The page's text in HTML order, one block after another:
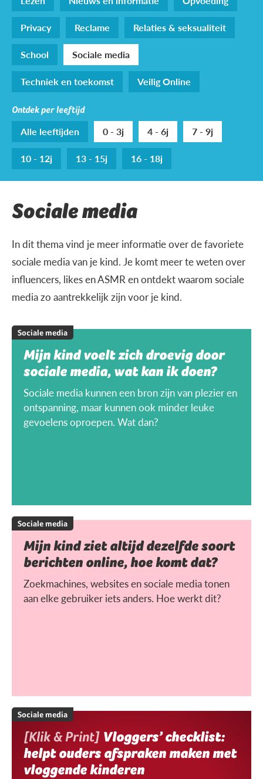
Privacy
Reclame
Relaties & seksualiteit
School
Sociale media
Techniek en toekomst
Veilig Online
Ontdek per leeftijd
Alle leeftijden 0 - 3j 4 - 6j
7 - 9j
10 - 12j
13 - 15j 16 - 18j
Sociale media
In dit thema vind je meer informatie over de favoriete
sociale media van je kind. Je komt meer te weten over
influencers, likes en ASMR en ontdekt waarom sociale
media zo aantrekkelijk zijn voor je kind.
Sociale media
Mijn kind voelt zich droevig door
sociale media, wat kan ik doen?
Sociale media kunnen een bron zijn van plezier en
ontspanning, maar kunnen ook minder leuke
gevoelens oproepen. Wat dan?
Sociale media
Mijn kind ziet altijd dezelfde soort
berichten online, hoe komt dat?
Zoekmachines, websites en sociale media tonen
aan elke gebruiker iets anders. Hoe werkt dit?
Sociale media
[Klik & Print] Vloggers’ checklist:
helpt ouders afspraken maken met
vloggende kinderen